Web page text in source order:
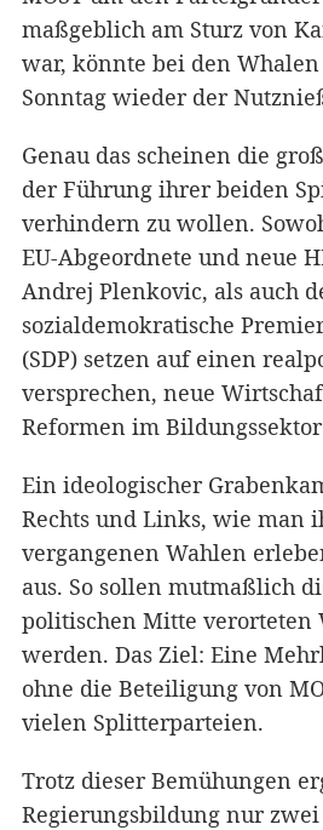
maßgeblich am Sturz von
war, könnte bei den
Sonntag wieder der
Genau das scheinen die
der Führung ihrer beiden
verhindern zu wollen.
EU-Abgeordnete und neue
Andrej Plenkovic, als auch
sozialdemokratische
(SDP) setzen auf einen
versprechen, neue
Reformen im
Ein ideologischer
Rechts und Links, wie man
vergangenen Wahlen
aus. So sollen mutmaßlich
politischen Mitte verorteten
werden. Das Ziel: Eine
ohne die Beteiligung von
vielen Splitterparteien.
Trotz dieser Bemühungen
Regierungsbildung nur